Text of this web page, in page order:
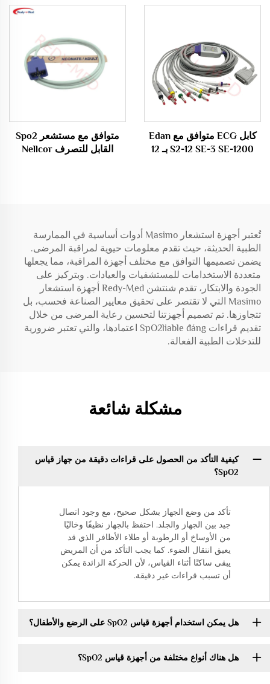
IMEC/UMEC كابل ECG ذو
Comen والمطلوب بشدة
كابل ECG متوافق مع Edan
S2-12 SE-3 SE-1200 بـ 12
متوافق مع مستشعر Spo2
القابل للتصرف Nellcor
تُعتبر أجهزة استشعار Masimo أدوات أساسية في الممارسة
الطبية الحديثة، حيث تقدم معلومات حيوية لمراقبة المرضى.
يضمن تصميمها التوافق مع مختلف أجهزة المراقبة، مما يجعلها
متعددة الاستخدامات للمستشفيات والعيادات. وبتركيز على
الجودة والابتكار، تقدم شنتشن Redy-Med أجهزة استشعار
Masimo التي لا تقتصر على تحقيق معايير الصناعة فحسب، بل
تتجاوزها. تم تصميم أجهزتنا لتحسين رعاية المرضى من خلال
تقديم قراءات SpO2liable đáng اعتمادها، والتي تعتبر ضرورية
للتدخلات الطبية الفعالة.
مشكلة شائعة
كيفية التأكد من الحصول على قراءات دقيقة من جهاز قياس
SpO2؟
تأكد من وضع الجهاز بشكل صحيح، مع وجود اتصال
جيد بين الجهاز والجلد. احتفظ بالجهاز نظيفًا وخاليًا
من الأوساخ أو الرطوبة أو طلاء الأظافر الذي قد
يعيق انتقال الضوء. كما يجب التأكد من أن المريض
يبقى ساكنًا أثناء القياس، لأن الحركة الزائدة يمكن
أن تسبب قراءات غير دقيقة.
هل يمكن استخدام أجهزة قياس SpO2 على الرضع والأطفال؟
هل هناك أنواع مختلفة من أجهزة قياس SpO2؟